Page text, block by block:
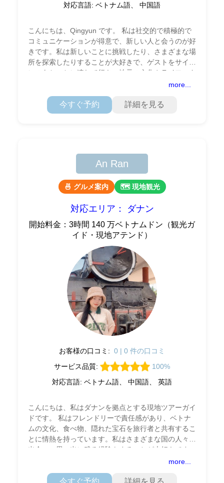
対応言語: ベトナム語、 中国語
こんにちは、Qingyun です。 私は社交的で積極的で
コミュニケーションが得意で、新しい人と会うのが好
きです。私は新しいことに挑戦したり、さまざまな場
所を探索したりすることが大好きで、ゲストをサイゴ
ンのあちこちに連れて行き、地元の文化やライフスタ
イルを体験することができます。初めまして、今後も
more...
今すぐ予約 詳細を見る
An Ran
🍜 グルメ案内 🗺 現地観光
対応エリア： ダナン
開始料金：3時間 140 万ベトナムドン（観光ガ
イド・現地アテンド）
お客様の口コミ: 0 | 0 件の口コミ
サービス品質:
100%
対応言語: ベトナム語、 中国語、 英語
こんにちは、私はダナンを拠点とする現地ツアーガイ
ドです。 私はフレンドリーで責任感があり、ベトナ
ムの文化、食べ物、隠れた宝石を旅行者と共有するこ
とに情熱を持っています。私はさまざまな国の人々と
出会い、思い出に残る経験をすることが大好きです。
主に英語でコミュニケーションをとりますが、簡単
more...
今すぐ予約 詳細を見る